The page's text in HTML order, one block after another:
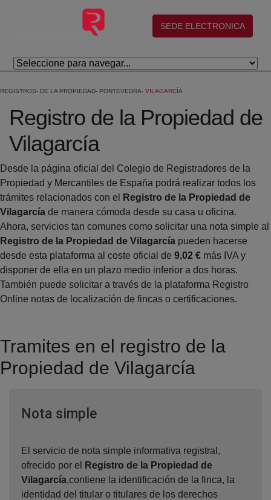
Skip to Main Content
(abre en nueva ventana)
SEDE ELECTRONICA
REGISTROS DE LA PROPIEDAD PONTEVEDRA VILAGARCÍA
Registro de la Propiedad de
Vilagarcía
Desde la página oficial del Colegio de Registradores de la
Propiedad y Mercantiles de España podrá realizar todos los
trámites relacionados con el
Registro de la Propiedad de
Vilagarcía de manera cómoda desde su casa u oficina.
Ahora, servicios tan comunes como solicitar una nota simple al
Registro de la Propiedad de Vilagarcía pueden hacerse
desde esta plataforma al coste oficial de 9,02 € más IVA y
disponer de ella en un plazo medio inferior a dos horas.
También puede solicitar a través de la plataforma Registro
Online notas de localización de fincas o certificaciones.
Tramites en el registro de la
Propiedad de Vilagarcía
Nota simpleVentana nueva
El servicio de nota simple informativa registral,
ofrecido por el
Registro de la Propiedad de
Vilagarcía,contiene la identificación de la finca, la
identidad del titular o titulares de los derechos